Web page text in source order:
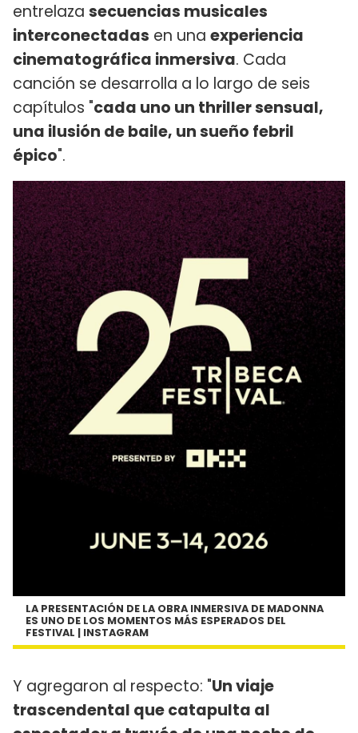
entrelaza secuencias musicales
interconectadas en una experiencia
cinematográfica inmersiva. Cada
canción se desarrolla a lo largo de seis
capítulos "cada uno un thriller sensual,
una ilusión de baile, un sueño febril
épico".
LA PRESENTACIÓN DE LA OBRA INMERSIVA DE MADONNA
ES UNO DE LOS MOMENTOS MÁS ESPERADOS DEL
FESTIVAL | INSTAGRAM
Y agregaron al respecto: "Un viaje
trascendental que catapulta al